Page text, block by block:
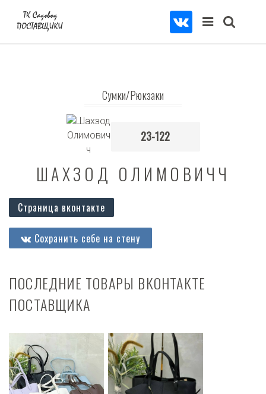
Сумки/Рюкзаки
23-122
ШАХЗОД ОЛИМОВИЧЧ
Страница вконтакте
Сохранить себе на стену
ПОСЛЕДНИЕ ТОВАРЫ ВКОНТАКТЕ
ПОСТАВЩИКА